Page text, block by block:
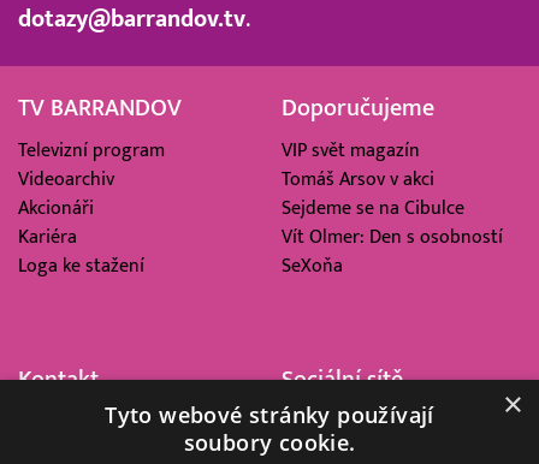
dotazy@barrandov.tv.
TV BARRANDOV
Televizní program
Videoarchiv
Akcionáři
Kariéra
Loga ke stažení
Doporučujeme
VIP svět magazín
Tomáš Arsov v akci
Sejdeme se na Cibulce
Vít Olmer: Den s osobností
SeXoňa
Kontakt
Barrandov Televizní Studio,
Sociální sítě
×
Tyto webové stránky používají
soubory cookie.